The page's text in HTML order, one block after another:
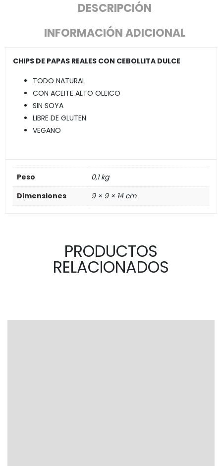
DESCRIPCIÓN
INFORMACIÓN ADICIONAL
CHIPS DE PAPAS REALES CON CEBOLLITA DULCE
TODO NATURAL
CON ACEITE ALTO OLEICO
SIN SOYA
LIBRE DE GLUTEN
VEGANO
Peso
0,1 kg
Dimensiones
9 × 9 × 14 cm
PRODUCTOS
RELACIONADOS